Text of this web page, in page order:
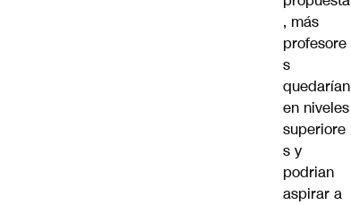
, más
profesore
s
quedarían
en niveles
superiore
s y
podrian
aspirar a